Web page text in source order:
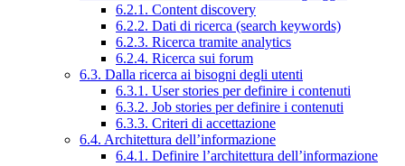
6.2.1. Content discovery
6.2.2. Dati di ricerca (search keywords)
6.2.3. Ricerca tramite analytics
6.2.4. Ricerca sui forum
6.3. Dalla ricerca ai bisogni degli utenti
6.3.1. User stories per definire i contenuti
6.3.2. Job stories per definire i contenuti
6.3.3. Criteri di accettazione
6.4. Architettura dell’informazione
6.4.1. Definire l’architettura dell’informazione